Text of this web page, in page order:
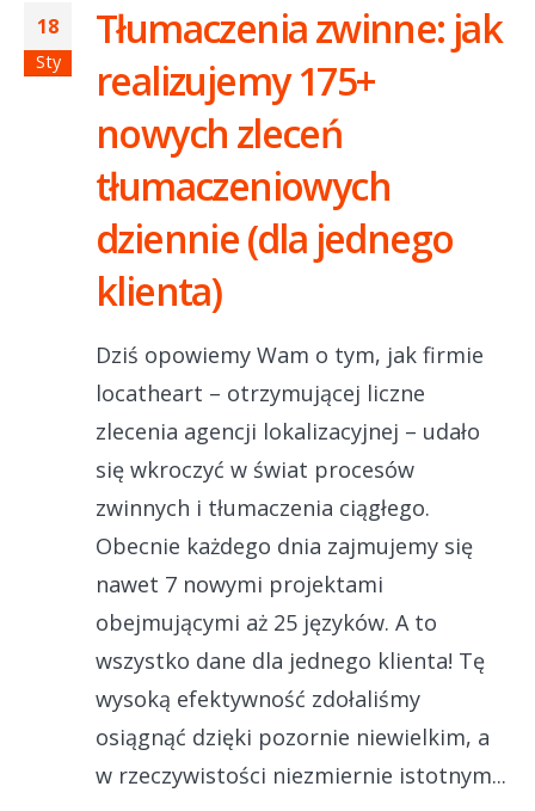
18
Sty
Tłumaczenia zwinne: jak
realizujemy 175+
nowych zleceń
tłumaczeniowych
dziennie (dla jednego
klienta)
Dziś opowiemy Wam o tym, jak firmie
locatheart – otrzymującej liczne
zlecenia agencji lokalizacyjnej – udało
się wkroczyć w świat procesów
zwinnych i tłumaczenia ciągłego.
Obecnie każdego dnia zajmujemy się
nawet 7 nowymi projektami
obejmującymi aż 25 języków. A to
wszystko dane dla jednego klienta! Tę
wysoką efektywność zdołaliśmy
osiągnąć dzięki pozornie niewielkim, a
w rzeczywistości niezmiernie istotnym...